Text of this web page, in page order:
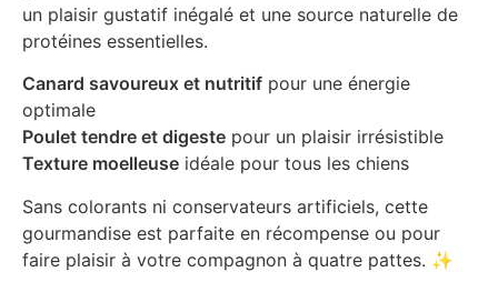
un plaisir gustatif inégalé et une source naturelle de
protéines essentielles.
Canard savoureux et nutritif pour une énergie
optimale
Poulet tendre et digeste pour un plaisir irrésistible
Texture moelleuse idéale pour tous les chiens
Sans colorants ni conservateurs artificiels, cette
gourmandise est parfaite en récompense ou pour
faire plaisir à votre compagnon à quatre pattes. ✨